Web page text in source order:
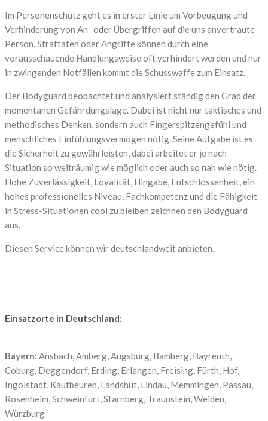
Im Personenschutz geht es in erster Linie um Vorbeugung und
Verhinderung von An- oder Übergriffen auf die uns anvertraute
Person. Straftaten oder Angriffe können durch eine
vorausschauende Handlungsweise oft verhindert werden und nur
in zwingenden Notfällen kommt die Schusswaffe zum Einsatz.
Der Bodyguard beobachtet und analysiert ständig den Grad der
momentanen Gefährdungslage. Dabei ist nicht nur taktisches und
methodisches Denken, sondern auch Fingerspitzengefühl und
menschliches Einfühlungsvermögen nötig. Seine Aufgabe ist es
die Sicherheit zu gewährleisten, dabei arbeitet er je nach
Situation so weiträumig wie möglich oder auch so nah wie nötig.
Hohe Zuverlässigkeit, Loyalität, Hingabe, Entschlossenheit, ein
hohes professionelles Niveau, Fachkompetenz und die Fähigkeit
in Stress-Situationen cool zu bleiben zeichnen den Bodyguard
aus.
Diesen Service können wir deutschlandweit anbieten.
Einsatzorte in Deutschland:
Bayern: Ansbach, Amberg, Augsburg, Bamberg, Bayreuth,
Coburg, Deggendorf, Erding, Erlangen, Freising, Fürth, Hof,
Ingolstadt, Kaufbeuren, Landshut, Lindau, Memmingen, Passau,
Rosenheim, Schweinfurt, Starnberg, Traunstein, Weiden,
Würzburg